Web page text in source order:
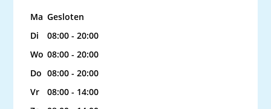
Ma Gesloten
Di
08:00 - 20:00
Wo 08:00 - 20:00
Do 08:00 - 20:00
Vr
08:00 - 14:00